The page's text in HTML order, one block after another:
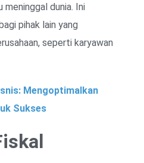
meninggal dunia. Ini
pihak lain yang
seperti karyawan
Mengoptimalkan
Sukses